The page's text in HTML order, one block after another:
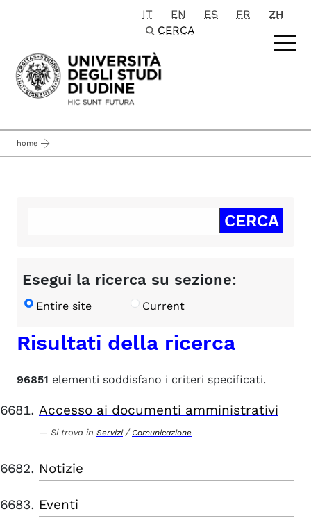
Passa al contenuto principale
IT EN ES FR
ZH
CERCA
home
Esegui la ricerca su sezione:
Entire site Current
Risultati della ricerca
96851 elementi soddisfano i criteri specificati.
Accesso ai documenti amministrativi
Si trova in Servizi / Comunicazione
Notizie
Eventi